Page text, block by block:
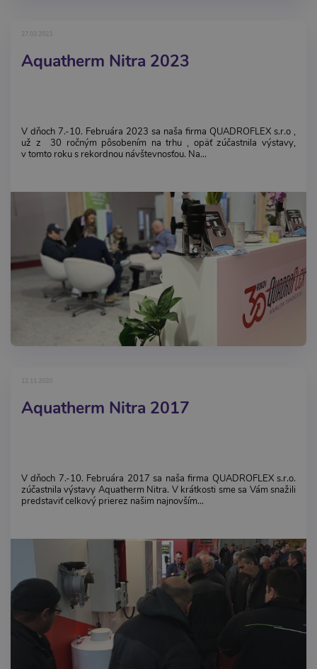
Aquatherm Nitra 2023
V dňoch 7.-10. Februára 2023 sa naša firma QUADROFLEX s.r.o ,
už z 30 ročným pôsobením na trhu , opäť zúčastnila výstavy,
v tomto roku s rekordnou návštevnosťou. Na...
Aquatherm Nitra 2017
V dňoch 7.-10. Februára 2017 sa naša firma QUADROFLEX s.r.o.
zúčastnila výstavy Aquatherm Nitra. V krátkosti sme sa Vám snažili
predstaviť celkový prierez našim najnovším...